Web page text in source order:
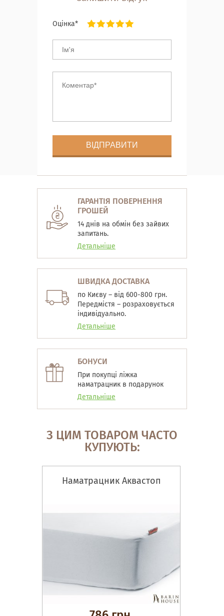
Оцінка*
ГАРАНТІЯ ПОВЕРНЕННЯ
ГРОШЕЙ
14 днів на обмін без зайвих
запитань.
Детальніше
ШВИДКА ДОСТАВКА
по Києву – від 600-800 грн.
Передмістя – розраховується
індивідуально.
Детальніше
БОНУСИ
При покупці ліжка
наматрацник в подарунок
Детальніше
З ЦИМ ТОВАРОМ ЧАСТО
КУПУЮТЬ:
Наматрацник Аквастоп